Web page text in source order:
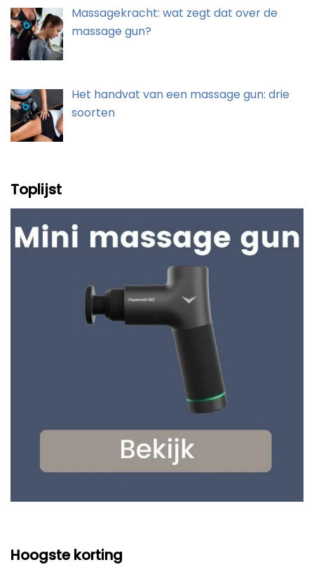
Massagekracht: wat zegt dat over de
massage gun?
Het handvat van een massage gun: drie
soorten
Toplijst
Hoogste korting